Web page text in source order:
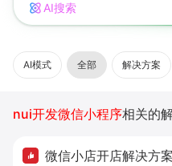
AI搜索
AI模式 全部 解决方案
nui开发微信小程序相关的
微信小店开店解决方